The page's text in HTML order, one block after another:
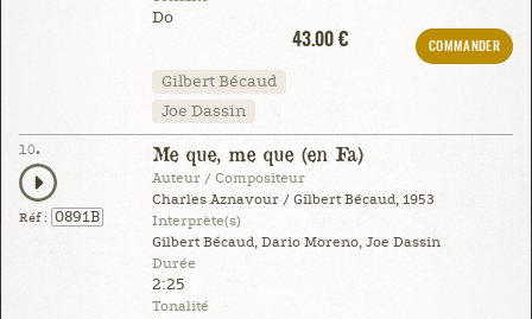
Do
43.00 €
COMMANDER
Gilbert Bécaud
Joe Dassin
10.
Réf : 0891B
Me que, me que (en Fa)
Auteur / Compositeur
Charles Aznavour / Gilbert Bécaud, 1953
Interprète(s)
Gilbert Bécaud, Dario Moreno, Joe Dassin
Durée
2:25
Tonalité